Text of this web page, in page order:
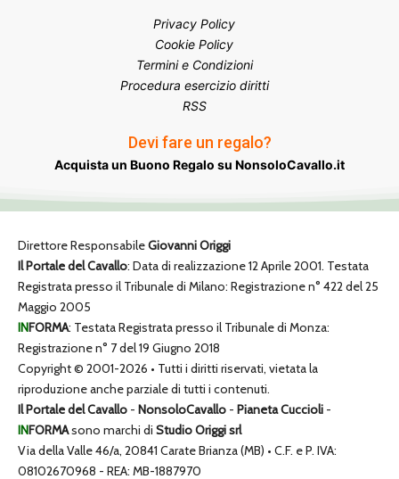
Privacy Policy
Cookie Policy
Termini e Condizioni
Procedura esercizio diritti
RSS
Devi fare un regalo?
Acquista un Buono Regalo su NonsoloCavallo.it
Direttore ResponsabileGiovanni Origgi
Il Portale del Cavallo: Data di realizzazione 12 Aprile 2001. Testata
Registrata presso il Tribunale di Milano: Registrazione n° 422 del 25
Maggio 2005
INFORMA: Testata Registrata presso il Tribunale di Monza:
Registrazione n° 7 del 19 Giugno 2018
Copyright © 2001-2026 • Tutti i diritti riservati, vietata la
riproduzione anche parziale di tutti i contenuti.
Il Portale del Cavallo - NonsoloCavallo - Pianeta Cuccioli -
INFORMAsono marchi di Studio Origgi srl
Via della Valle 46/a, 20841 Carate Brianza (MB) • C.F. e P. IVA:
08102670968 - REA: MB-1887970